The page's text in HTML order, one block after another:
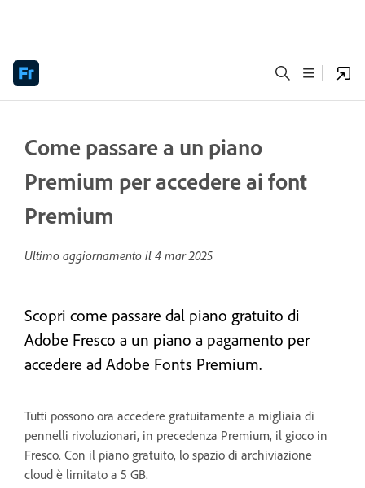
Come passare a un piano
Premium per accedere ai font
Premium
Ultimo aggiornamento il 4 mar 2025
Scopri come passare dal piano gratuito di
Adobe Fresco a un piano a pagamento per
accedere ad Adobe Fonts Premium.
Tutti possono ora accedere gratuitamente a migliaia di
pennelli rivoluzionari, in precedenza Premium, il gioco in
Fresco. Con il piano gratuito, lo spazio di archiviazione
cloud è limitato a 5 GB.